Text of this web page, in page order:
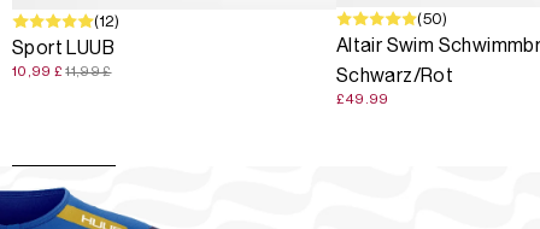
SALE (12)
Sport LUUB
10,99 £ 11,99 £
(50)
Altair Swim
Schwarz/Rot
£49.99